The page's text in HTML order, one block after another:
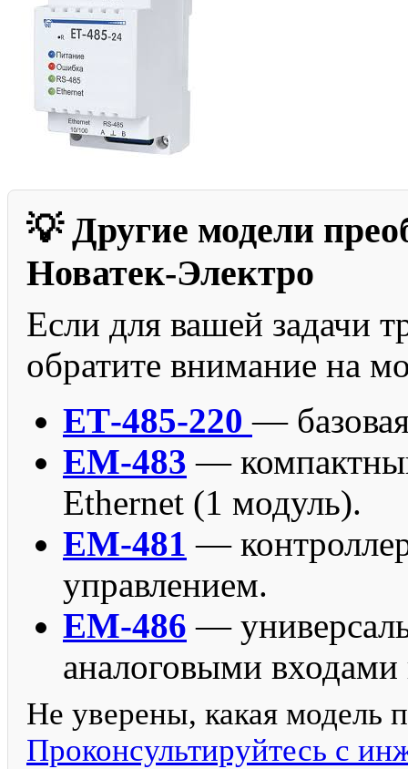
💡 Другие модели
Новатек-Электро
Если для вашей задачи
обратите внимание на
ЕТ-485-220—
ЕМ-483 —
Ethernet (1 модуль).
ЕМ-481 —
управлением.
ЕМ-486 —
аналоговыми входами
Не уверены, какая модель
Проконсультируйтесь с